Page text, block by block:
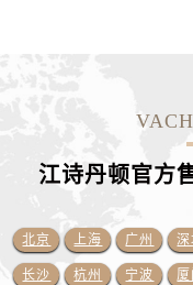
江诗丹顿官方
北京 上海 广州 深
长沙 杭州 宁波 厦